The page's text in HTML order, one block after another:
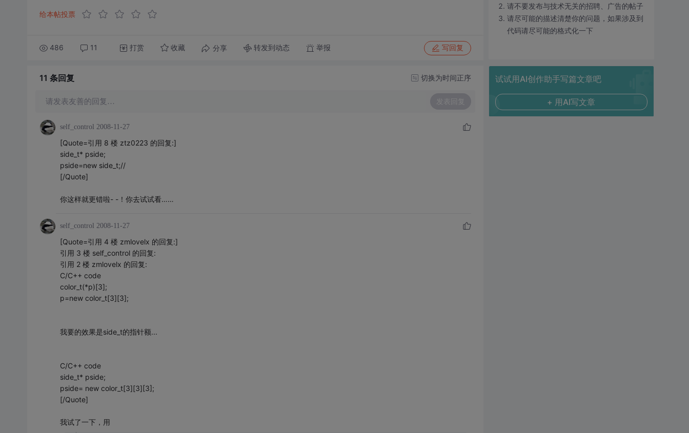
给本帖投票
486 11 打赏 收藏 分享 转发到动态 举报 写回复
11 条回复 切换为时间正序
请发表友善的回复… 发表回复
self_control 2008-11-27
[Quote=引用 8 楼 ztz0223 的回复:]
side_t* pside;
pside=new side_t;//
[/Quote]
你这样就更错啦- -！你去试试看……
self_control 2008-11-27
[Quote=引用 4 楼 zmlovelx 的回复:]
引用 3 楼 self_control 的回复:
引用 2 楼 zmlovelx 的回复:
C/C++ code
color_t(*p)[3];
p=new color_t[3][3];
我要的效果是side_t的指针额...
C/C++ code
side_t* pside;
pside= new color_t[3][3][3];
[/Quote]
我试了一下，用
请不要发布与技术无关的招聘、广告的帖子
请尽可能的描述清楚你的问题，如果涉及到
代码请尽可能的格式化一下
试试用AI创作助手写篇文章吧
+ 用AI写文章